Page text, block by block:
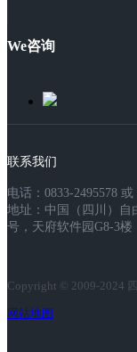
We咨询
联系我们
电话：0833-2495578 或
地址：中国（四川）自
号，天府软件园G8-3楼
Copyright © 2009-2024
网站地图